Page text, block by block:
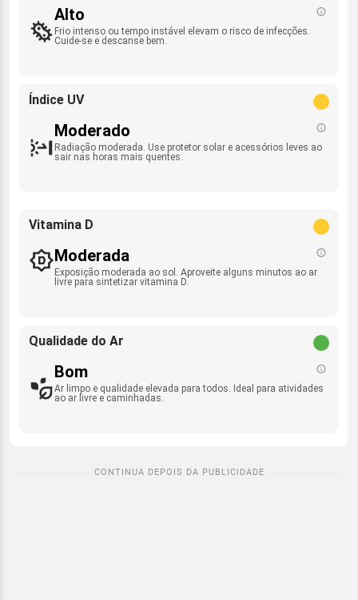
Alto
Frio intenso ou tempo instável elevam o risco de infecções.
Cuide-se e descanse bem.
Índice UV
Moderado
Radiação moderada. Use protetor solar e acessórios leves ao
sair nas horas mais quentes.
Vitamina D
Moderada
Exposição moderada ao sol. Aproveite alguns minutos ao ar
livre para sintetizar vitamina D.
Qualidade do Ar
Bom
Ar limpo e qualidade elevada para todos. Ideal para atividades
ao ar livre e caminhadas.